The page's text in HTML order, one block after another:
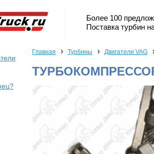
Более 100
Поставка турбин
Главная › Турбины › Двигатели VAG
ТУРБОКОМПРЕССОР